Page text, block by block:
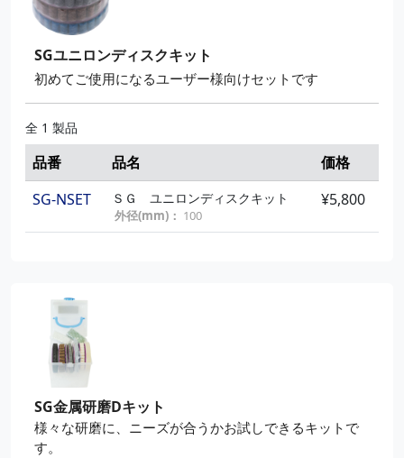
SGユニロンディスクキット
初めてご使用になるユーザー様向けセットです
全 1 製品
品番 品名
価格
SG-NSET
ＳＧ ユニロンディスクキット
外径(mm)： 100
¥5,800
SG金属研磨Dキット
様々な研磨に、ニーズが合うかお試しできるキットで
す。